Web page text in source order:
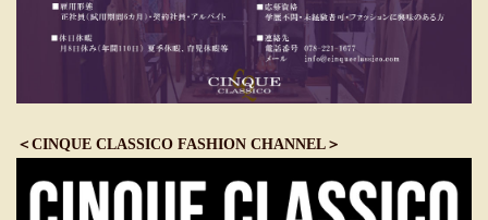
＜CINQUE CLASSICO FASHION CHANNEL＞